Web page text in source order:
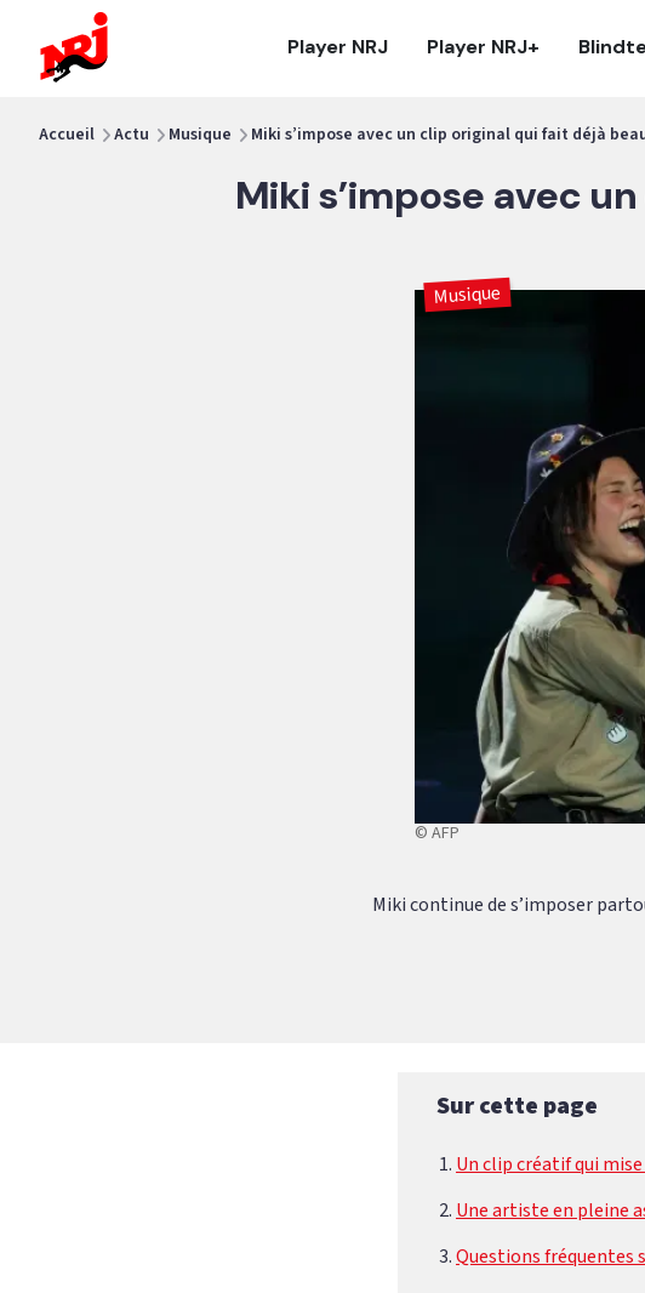
Player NRJ Player NRJ+
Accueil Actu Musique Miki s’impose avec un clip original qui fait déjà
Miki s’impose avec
Musique
© AFP
Miki continue de s’imposer
Sur cette page
Un clip créatif qui
Une artiste en pleine
Questions fréquentes